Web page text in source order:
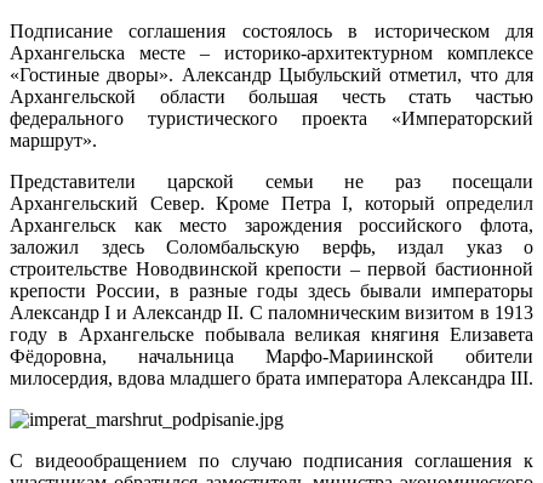
Подписание соглашения состоялось в историческом для
Архангельска месте – историко-архитектурном комплексе
«Гостиные дворы». Александр Цыбульский отметил, что для
Архангельской области большая честь стать частью
федерального туристического проекта «Императорский
маршрут».
Представители царской семьи не раз посещали
Архангельский Север. Кроме Петра I, который определил
Архангельск как место зарождения российского флота,
заложил здесь Соломбальскую верфь, издал указ о
строительстве Новодвинской крепости – первой бастионной
крепости России, в разные годы здесь бывали императоры
Александр I и Александр II. С паломническим визитом в 1913
году в Архангельске побывала великая княгиня Елизавета
Фёдоровна, начальница Марфо-Мариинской обители
милосердия, вдова младшего брата императора Александра III.
С видеообращением по случаю подписания соглашения к